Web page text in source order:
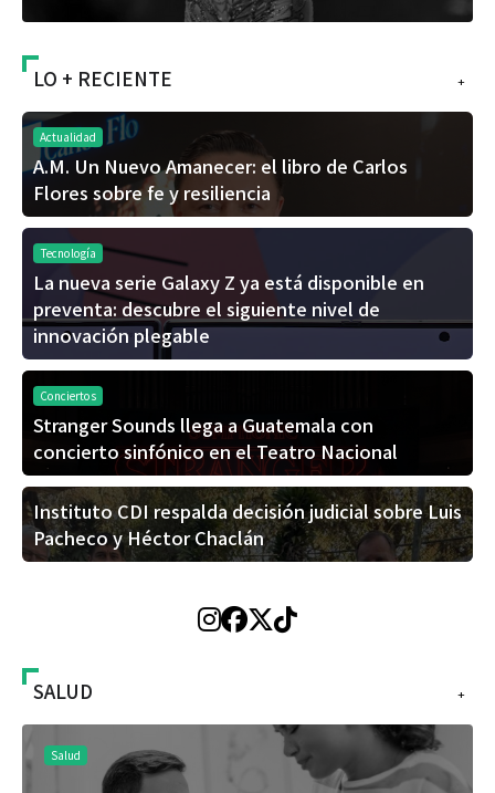
+
LO + RECIENTE
Actualidad
A.M. Un Nuevo Amanecer: el libro de Carlos
Flores sobre fe y resiliencia
Tecnología
La nueva serie Galaxy Z ya está disponible en
preventa: descubre el siguiente nivel de
innovación plegable
Conciertos
Stranger Sounds llega a Guatemala con
concierto sinfónico en el Teatro Nacional
Instituto CDI respalda decisión judicial sobre Luis
Pacheco y Héctor Chaclán
+
SALUD
Salud